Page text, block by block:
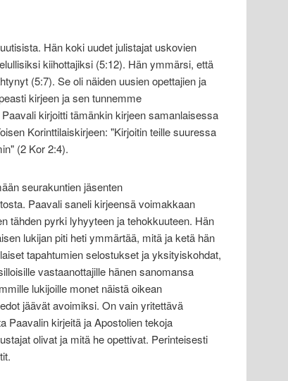
Hän koki uudet julistajat uskovien
kiihottajiksi (5:12). Hän ymmärsi, että
(5:7). Se oli näiden uusien opettajien ja
kirjeen ja sen tunnemme
kirjoitti tämänkin kirjeen samanlaisessa
Korinttilaiskirjeen: "Kirjoitin teille suuressa
(2 Kor 2:4).
seurakuntien jäsenten
Paavali saneli kirjeensä voimakkaan
tähden pyrki lyhyyteen ja tehokkuu­teen. Hän
lukijan piti heti ymmärtää, mitä ja ketä hän
tapahtumien selostukset ja yksityiskohdat,
vastaanottajille hänen sanomansa
lukijoille monet näistä oikean
jäävät avoimiksi. On vain yritettävä
Paavalin kirjeitä ja Apostolien tekoja
olivat ja mitä he opettivat. Perinteisesti